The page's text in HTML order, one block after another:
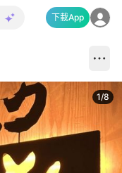
下載App
1/8